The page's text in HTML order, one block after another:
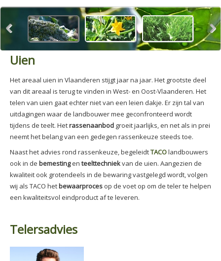
Uien
Het areaal uien in Vlaanderen stijgt jaar na jaar. Het grootste deel
van dit areaal is terug te vinden in West- en Oost-Vlaanderen. Het
telen van uien gaat echter niet van een leien dakje. Er zijn tal van
uitdagingen waar de landbouwer mee geconfronteerd wordt
tijdens de teelt. Hetrassenaanbod groeit jaarlijks, en net als in prei
neemt het belang van een gedegen rassenkeuze steeds toe.
Naast het advies rond rassenkeuze, begeleidtTACOlandbouwers
ook in de bemestingen teelttechniekvan de uien. Aangezien de
kwaliteit ook grotendeels in de bewaring vastgelegd wordt, volgen
wij als TACO hetbewaarproces op de voet op om de teler te helpen
een kwaliteitsvol eindproduct af te leveren.
Telersadvies